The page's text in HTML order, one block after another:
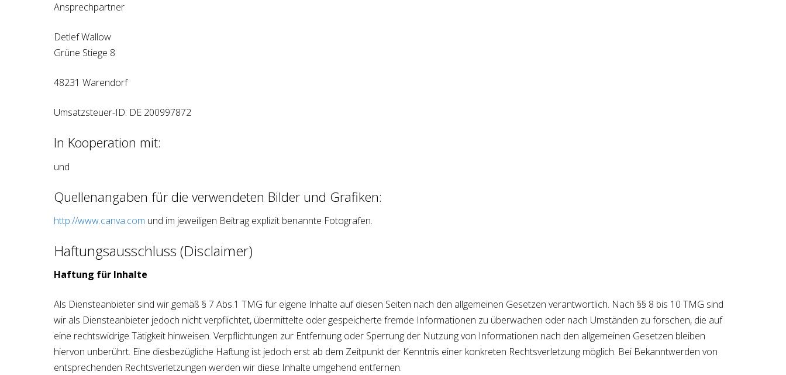
Ansprechpartner
Detlef Wallow
Grüne Stiege 8
48231 Warendorf
Umsatzsteuer-ID: DE 200997872
In Kooperation mit:
und
Quellenangaben für die verwendeten Bilder und Grafiken:
http://www.canva.com und im jeweiligen Beitrag explizit benannte Fotografen.
Haftungsausschluss (Disclaimer)
Haftung für Inhalte
Als Diensteanbieter sind wir gemäß § 7 Abs.1 TMG für eigene Inhalte auf diesen Seiten nach den allgemeinen Gesetzen verantwortlich. Nach §§ 8 bis 10 TMG sind
wir als Diensteanbieter jedoch nicht verpflichtet, übermittelte oder gespeicherte fremde Informationen zu überwachen oder nach Umständen zu forschen, die auf
eine rechtswidrige Tätigkeit hinweisen. Verpflichtungen zur Entfernung oder Sperrung der Nutzung von Informationen nach den allgemeinen Gesetzen bleiben
hiervon unberührt. Eine diesbezügliche Haftung ist jedoch erst ab dem Zeitpunkt der Kenntnis einer konkreten Rechtsverletzung möglich. Bei Bekanntwerden von
entsprechenden Rechtsverletzungen werden wir diese Inhalte umgehend entfernen.